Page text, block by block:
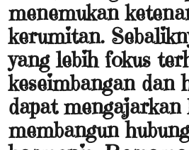
menemukan
kerumitan.
yang lebih fokus
keseimbangan dan
dapat
membangun